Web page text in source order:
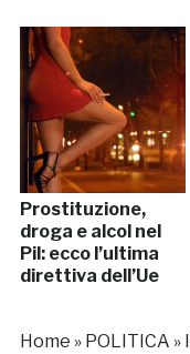
Prostituzione,
droga e alcol nel
Pil: ecco l’ultima
direttiva dell’Ue
Home » POLITICA »